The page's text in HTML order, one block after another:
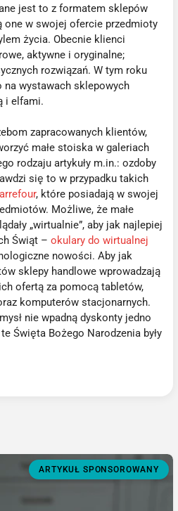
jest to z formatem sklepów
one w swojej ofercie przedmioty
życia. Obecnie klienci
aktywne i oryginalne;
rozwiązań. W tym roku
na wystawach sklepowych
i elfami.
zapracowanych klientów,
małe stoiska w galeriach
rodzaju artykuły m.in.: ozdoby
się to w przypadku takich
, które posiadają w swojej
Możliwe, że małe
„wirtualnie”, aby jak najlepiej
Świąt –okulary do wirtualnej
nowości. Aby jak
sklepy handlowe wprowadzają
ofertą za pomocą tabletów,
komputerów stacjonarnych.
nie wpadną dyskonty jedno
Święta Bożego Narodzenia były
ARTYKUŁ SPONSOROWANY